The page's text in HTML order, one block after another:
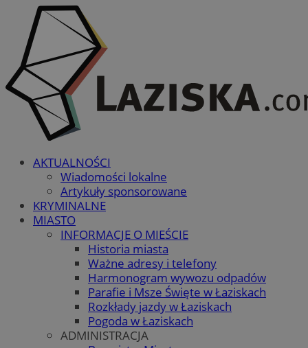
AKTUALNOŚCI
Wiadomości lokalne
Artykuły sponsorowane
KRYMINALNE
MIASTO
INFORMACJE O MIEŚCIE
Historia miasta
Ważne adresy i telefony
Harmonogram wywozu odpadów
Parafie i Msze Święte w Łaziskach
Rozkłady jazdy w Łaziskach
Pogoda w Łaziskach
ADMINISTRACJA